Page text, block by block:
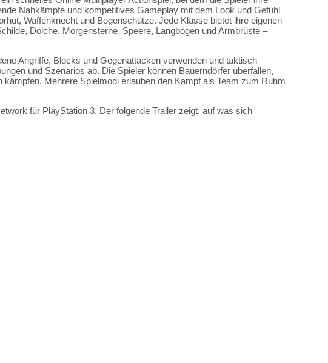
Nahkämpfe und kompetitives Gameplay mit dem Look und Gefühl
Waffenknecht und Bogenschütze. Jede Klasse bietet ihre eigenen
Dolche, Morgensterne, Speere, Langbögen und Armbrüste –
Angriffe, Blocks und Gegenattacken verwenden und taktisch
und Szenarios ab. Die Spieler können Bauerndörfer überfallen,
Mehrere Spielmodi erlauben den Kampf als Team zum Ruhm
für PlayStation 3. Der folgende Trailer zeigt, auf was sich